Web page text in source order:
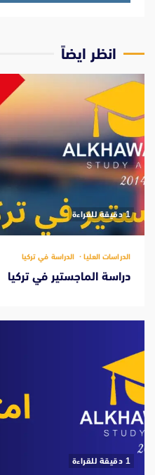
انظر ايضاً
‫1 دقيقة للقراءة
الدراسات العليا الدراسة في تركيا
دراسة الماجستير في تركيا
‫1 دقيقة للقراءة